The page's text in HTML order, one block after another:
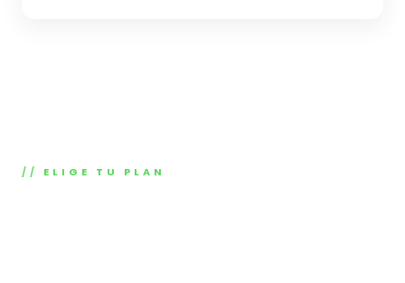
ELIGE TU PLAN